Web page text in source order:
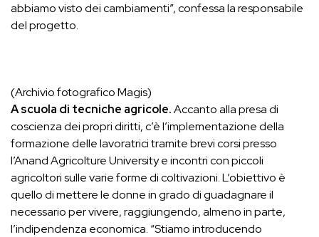
abbiamo visto dei cambiamenti”, confessa la responsabile
del progetto.
(Archivio fotografico Magis)
A scuola di tecniche agricole.Accanto alla presa di
coscienza dei propri diritti, c’è l’implementazione della
formazione delle lavoratrici tramite brevi corsi presso
l’Anand Agricolture University e incontri con piccoli
agricoltori sulle varie forme di coltivazioni. L’obiettivo è
quello di mettere le donne in grado di guadagnare il
necessario per vivere, raggiungendo, almeno in parte,
l’indipendenza economica. “Stiamo introducendo